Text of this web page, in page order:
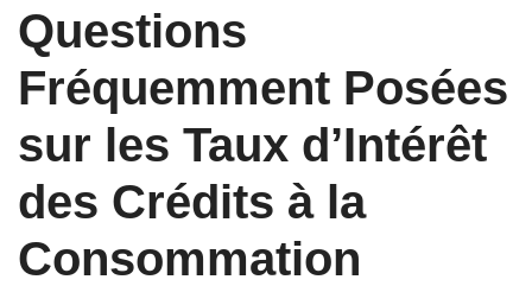
Questions
Fréquemment Posées
sur les Taux d’Intérêt
des Crédits à la
Consommation